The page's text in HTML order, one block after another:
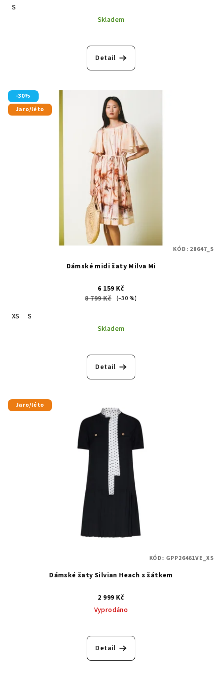
S
Skladem
Detail
-30%
Jaro/léto
Dámské midi šaty Milva Mi
6 159 Kč
8 799 Kč
(–30 %)
XS
S
Skladem
Detail
KÓD: 28647_S
Jaro/léto
Dámské šaty Silvian Heach s šátkem
2 999 Kč
Vyprodáno
Detail
KÓD: GPP26461VE_XS